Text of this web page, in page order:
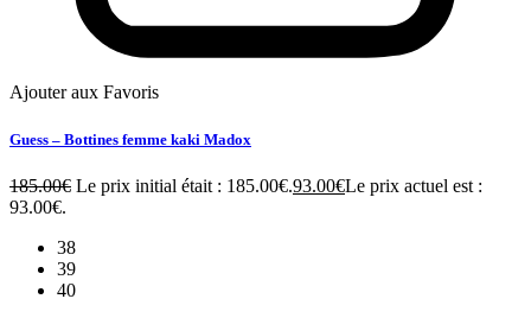
Ajouter aux Favoris
Guess – Bottines femme kaki Madox
185.00€ Le prix initial était : 185.00€.93.00€Le prix actuel est :
93.00€.
38
39
40